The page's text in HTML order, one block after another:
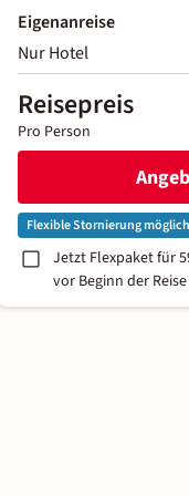
Eigenanreise
Nur Hotel
Reisepreis
Pro Person
Flexible Stornierung möglich
Jetzt Flexpaket für
vor Beginn der